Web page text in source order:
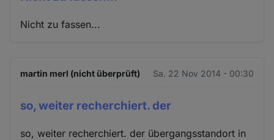
Nicht zu fassen...
martin merl (nicht überprüft) Sa. 22 Nov 2014 - 00:30
so, weiter recherchiert. der
so, weiter recherchiert. der übergangsstandort in